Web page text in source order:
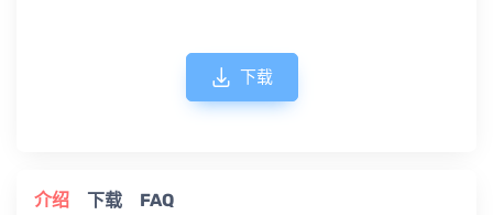
下载
介绍 下载 FAQ